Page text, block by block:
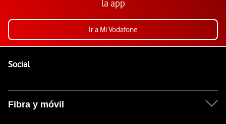
la app
Ir a Mi Vodafone
SocialEnlaces a las redes sociales de Vodafone
Fibra y móvil